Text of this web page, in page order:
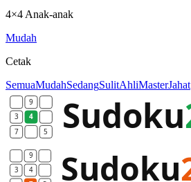
4×4 Anak-anak
Mudah
Cetak
SemuaMudahSedangSulitAhliMasterJahat